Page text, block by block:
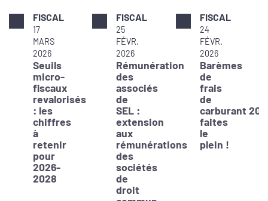
FISCAL
17
MARS
2026
Seuils
micro-
fiscaux
revalorisés
: les
chiffres
à
retenir
pour
2026-
2028
FISCAL
25
FÉVR.
2026
Rémunération
des
associés
de
SEL :
extension
aux
rémunérations
des
sociétés
de
droit
FISCAL
24
FÉVR.
2026
Barèmes
de
frais
de
carburant
faites
le
plein !